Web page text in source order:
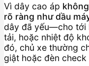
Vì dây cao áp
rõ ràng như dầu
dây đã yếu—cho tới
tải, hoặc nhiệt độ
đó, chủ xe thường
giật hoặc đèn check